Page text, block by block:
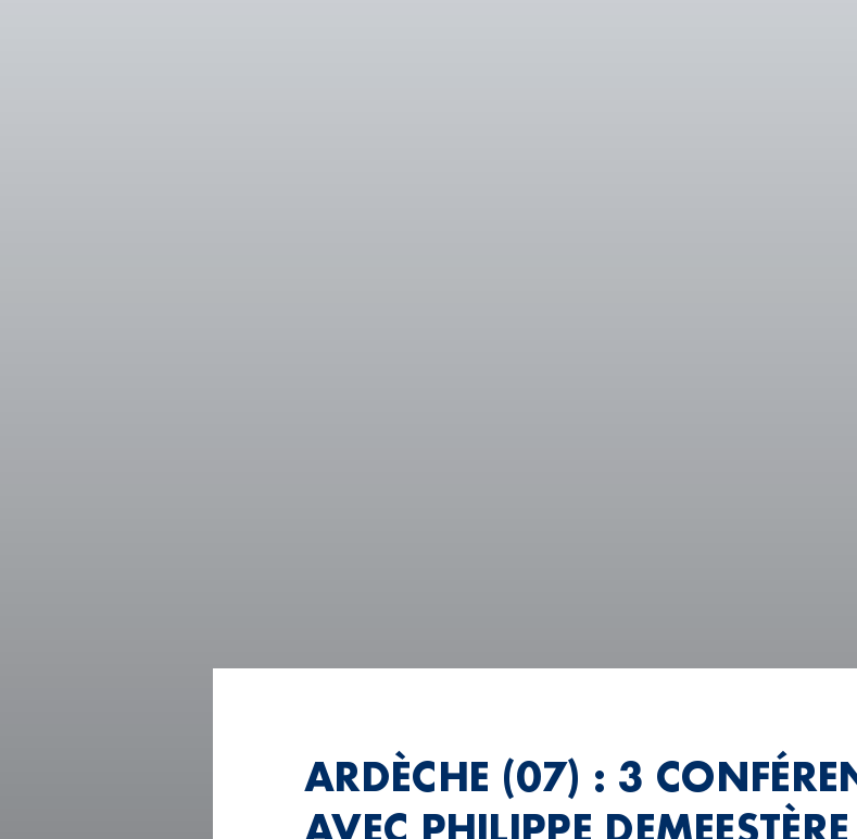
ARDÈCHE (07) : 3
AVEC PHILIPPE DEMEESTÈRE